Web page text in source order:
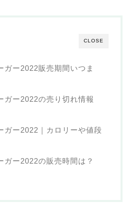
CLOSE
ガー2022販売期間いつま
ガー2022の売り切れ情報
ガー2022｜カロリーや値段
ガー2022の販売時間は？